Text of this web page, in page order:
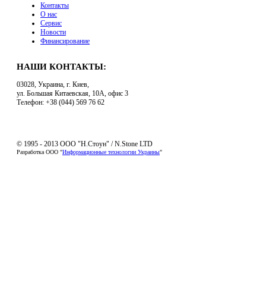
Контакты
О нас
Сервис
Новости
Финансирование
НАШИ КОНТАКТЫ:
03028, Украина, г. Киев,
ул. Большая Китаевская, 10А, офис 3
Телефон: +38 (044) 569 76 62
© 1995 - 2013 ООО "Н.Стоун" / N.Stone LTD
Разработка ООО "Информационные технологии Украины"